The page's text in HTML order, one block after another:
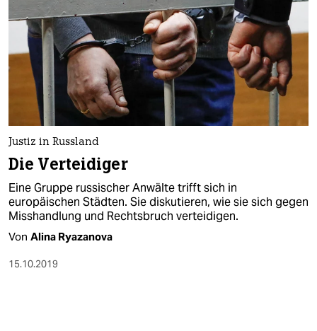
Justiz in Russland
Die Verteidiger
Eine Gruppe russischer Anwälte trifft sich in
europäischen Städten. Sie diskutieren, wie sie sich gegen
Misshandlung und Rechtsbruch verteidigen.
Von Alina Ryazanova
15.10.2019